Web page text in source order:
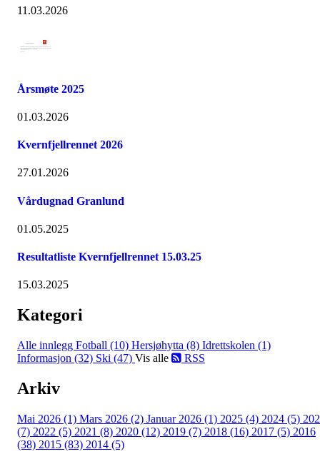
11.03.2026
Årsmøte 2025
01.03.2026
Kvernfjellrennet 2026
27.01.2026
Vårdugnad Granlund
01.05.2025
Resultatliste Kvernfjellrennet 15.03.25
15.03.2025
Kategori
Alle innlegg Fotball (10) Hersjøhytta (8) Idrettskolen (1)
Informasjon (32) Ski (47) Vis alle RSS
Arkiv
Mai 2026 (1) Mars 2026 (2) Januar 2026 (1) 2025 (4) 2024 (5)
(7) 2022 (5) 2021 (8) 2020 (12) 2019 (7) 2018 (16) 2017 (5) 2016
(38) 2015 (83) 2014 (5)